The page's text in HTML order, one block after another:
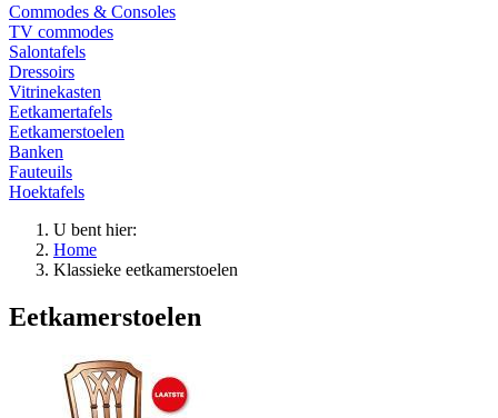
Commodes & Consoles
TV commodes
Salontafels
Dressoirs
Vitrinekasten
Eetkamertafels
Eetkamerstoelen
Banken
Fauteuils
Hoektafels
U bent hier:
Home
Klassieke eetkamerstoelen
Eetkamerstoelen